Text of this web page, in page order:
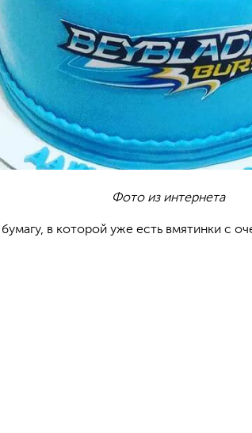
Фото из интернета
в которой уже есть вмятинки с